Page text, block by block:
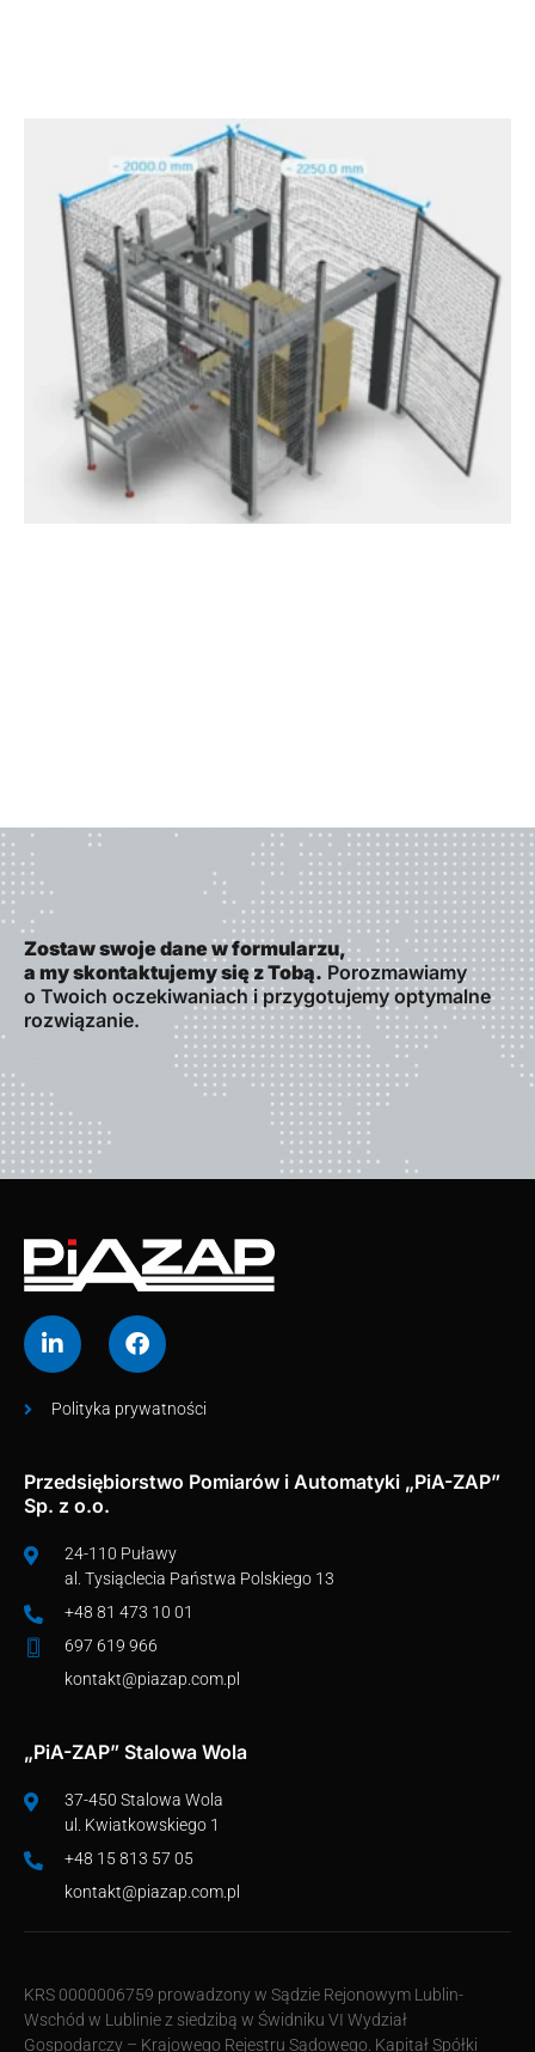
Zostaw swoje dane w formularzu,
a my skontaktujemy się z Tobą. Porozmawiamy
o Twoich oczekiwaniach i przygotujemy optymalne
rozwiązanie.
Polityka prywatności
Przedsiębiorstwo Pomiarów i Automatyki „PiA-ZAP”
Sp. z o.o.
24-110 Puławy
al. Tysiąclecia Państwa Polskiego 13
+48 81 473 10 01
697 619 966
kontakt@piazap.com.pl
„PiA-ZAP” Stalowa Wola
37-450 Stalowa Wola
ul. Kwiatkowskiego 1
+48 15 813 57 05
kontakt@piazap.com.pl
KRS 0000006759 prowadzony w Sądzie Rejonowym Lublin-
Wschód w Lublinie z siedzibą w Świdniku VI Wydział
Gospodarczy – Krajowego Rejestru Sądowego. Kapitał Spółki